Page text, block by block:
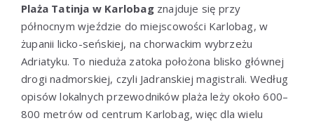
Plaża Tatinja w Karlobagznajduje się przy
północnym wjeździe do miejscowości Karlobag, w
żupanii licko-seńskiej, na chorwackim wybrzeżu
Adriatyku. To nieduża zatoka położona blisko głównej
drogi nadmorskiej, czyli Jadranskiej magistrali. Według
opisów lokalnych przewodników plaża leży około 600–
800 metrów od centrum Karlobag, więc dla wielu